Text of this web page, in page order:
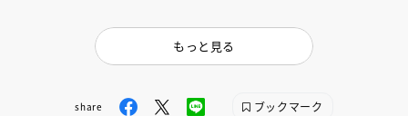
もっと見る
share ブックマーク